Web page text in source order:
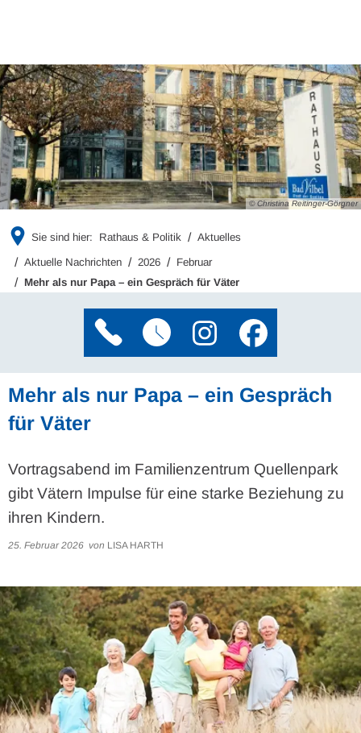
© Christina Reitinger-Görgner
Sie sind hier: Rathaus & Politik Aktuelles
Aktuelle Nachrichten 2026
Februar
Mehr als nur Papa – ein Gespräch für Väter
Mehr als nur Papa – ein Gespräch
für Väter
Vortragsabend im Familienzentrum Quellenpark
gibt Vätern Impulse für eine starke Beziehung zu
ihren Kindern.
25. Februar 2026 von LISA HARTH